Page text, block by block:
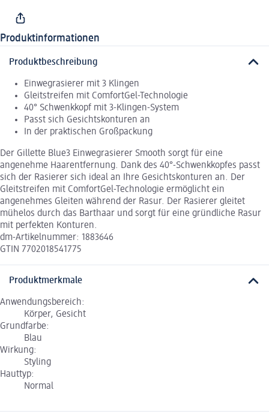
Produktinformationen
Produktbeschreibung
Einwegrasierer mit 3 Klingen
Gleitstreifen mit ComfortGel-Technologie
40° Schwenkkopf mit 3-Klingen-System
Passt sich Gesichtskonturen an
In der praktischen Großpackung
Der Gillette Blue3 Einwegrasierer Smooth sorgt für eine
angenehme Haarentfernung. Dank des 40°-Schwenkkopfes passt
sich der Rasierer sich ideal an Ihre Gesichtskonturen an. Der
Gleitstreifen mit ComfortGel-Technologie ermöglicht ein
angenehmes Gleiten während der Rasur. Der Rasierer gleitet
mühelos durch das Barthaar und sorgt für eine gründliche Rasur
mit perfekten Konturen.
dm-Artikelnummer: 1883646
GTIN 7702018541775
Produktmerkmale
Anwendungsbereich:
Körper, Gesicht
Grundfarbe:
Blau
Wirkung:
Styling
Hauttyp:
Normal